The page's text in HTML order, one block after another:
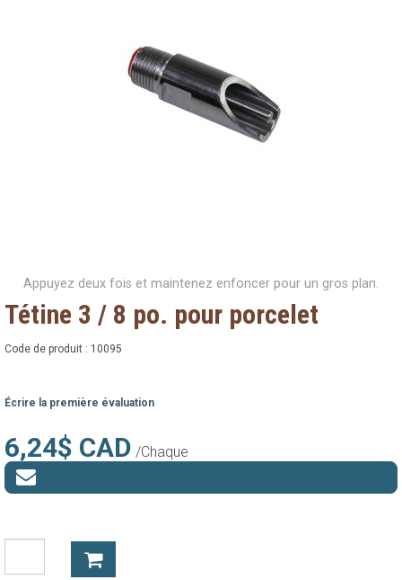
Appuyez deux fois et maintenez enfoncer pour un gros plan.
Tétine 3 / 8 po. pour porcelet
Code de produit : 10095
Écrire la première évaluation
6,24$ CAD /Chaque